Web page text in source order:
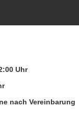
Uhr
nach Vereinbarung